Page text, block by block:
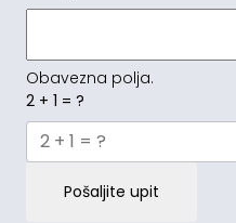
Obavezna polja.
2 + 1 = ?
Pošaljite upit